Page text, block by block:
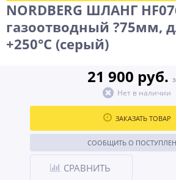
NORDBERG ШЛАНГ
газоотводный ?75мм,
+250°С (серый)
21 900 руб.
Нет в наличии
ЗАКАЗАТЬ ТОВАР
СООБЩИТЬ О
СРАВНИТЬ